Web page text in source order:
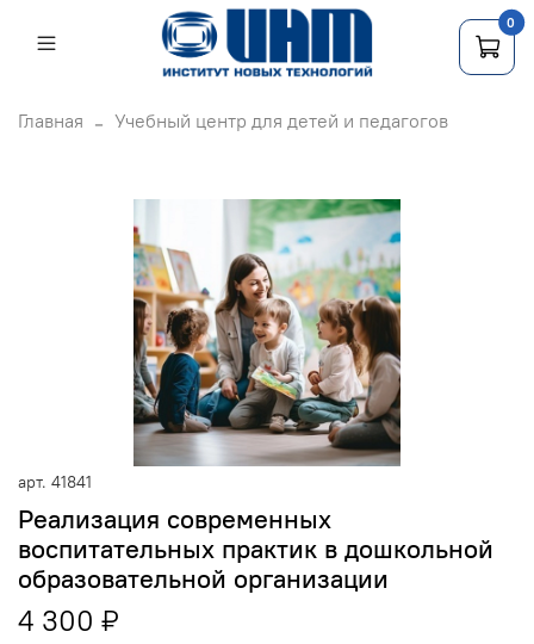
Главная Учебный центр для детей и педагогов
арт. 41841
Реализация современных
воспитательных практик в дошкольной
образовательной организации
4 300 ₽
0